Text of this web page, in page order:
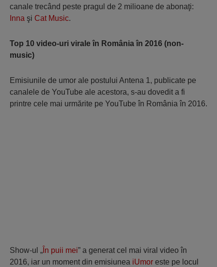
canale trecând peste pragul de 2 milioane de abonaţi:
Inna şi Cat Music.
Top 10 video-uri virale în România în 2016 (non-
music)
Emisiunile de umor ale postului Antena 1, publicate pe
canalele de YouTube ale acestora, s-au dovedit a fi
printre cele mai urmărite pe YouTube în România în 2016.
Show-ul „ În puii mei” a generat cel mai viral video în
2016, iar un moment din emisiunea iUmor este pe locul